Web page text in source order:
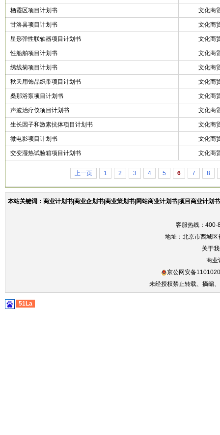
栖霞区项目计划书 文化商
甘洛县项目计划书 文化商
星形弹性联轴器项目计划书 文化商
性船舶项目计划书 文化商
绣线菊项目计划书 文化商
秋天用饰品织带项目计划书 文化商
桑那浴泵项目计划书 文化商
声波治疗仪项目计划书 文化商
生长因子和激素抗体项目计划书 文化商
微电影项目计划书 文化商
交变湿热试验箱项目计划书 文化商
上一页 1 2 3 4 5 6 7 8
本站关键词：商业计划书|商业企划书|商业策划书|网站商业计划书|项目商业计
客服热线：
地址：北京市西城
关于
商业
京公网安备
未经授权禁止转载、摘编
51La